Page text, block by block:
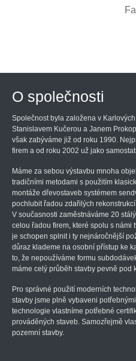
O společnosti
Společnost byla založena v
Stanislavem Kučerou a Janem
však zabýváme již od roku 1990.
firem a od roku 2002 už jako
Máme za sebou výstavbu mnoha
tradičními metodami s použitím
montáže dřevostaveb systémem
pochlubit řadou zdařilých
V současnosti zaměstnáváme 20
celou řadou firem, které spolu s námi
je schopen splnit i ty nejnáročnější
důraz klademe na osobní přístup ke
to, že nepoužíváme formu
máme celý průběh stavby pevně pod
Pro správné použití moderních
stavby jsme plně vybaveni
technologie vlastníme potřebné
prováděných staveb. Samozřejmě
pozemní stavby.